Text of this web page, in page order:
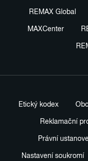
REMAX Global
MAXCenter
Etický kodex
Reklamační
Právní
Nastavení soukromí